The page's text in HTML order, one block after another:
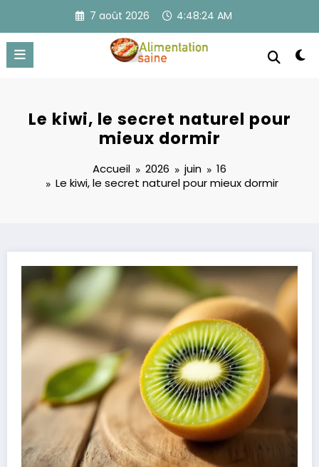
contenu
7 août 2026 4:48:24 AM
Le kiwi, le secret naturel pour
mieux dormir
Accueil 2026 juin
16
Le kiwi, le secret naturel pour mieux dormir